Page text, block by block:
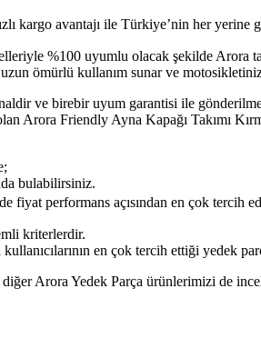
kargo avantajı ile Türkiye’nin her
%100 uyumlu olacak şekilde Arora
ömürlü kullanım sunar ve
ve birebir uyum garantisi ile
Friendly Ayna Kapağı Takımı
bulabilirsiniz.
fiyat performans açısından en çok tercih
kriterlerdir.
en çok tercih ettiği yedek
Arora Yedek Parça ürünlerimizi de